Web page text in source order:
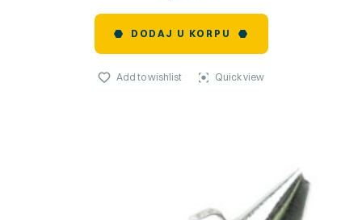
DODAJ U KORPU
Add to wishlist Quick view